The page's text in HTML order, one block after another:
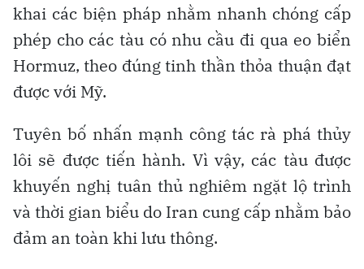
khai các biện pháp nhằm nhanh chóng cấp
phép cho các tàu có nhu cầu đi qua eo biển
Hormuz, theo đúng tinh thần thỏa thuận đạt
được với Mỹ.
Tuyên bố nhấn mạnh công tác rà phá thủy
lôi sẽ được tiến hành. Vì vậy, các tàu được
khuyến nghị tuân thủ nghiêm ngặt lộ trình
và thời gian biểu do Iran cung cấp nhằm bảo
đảm an toàn khi lưu thông.